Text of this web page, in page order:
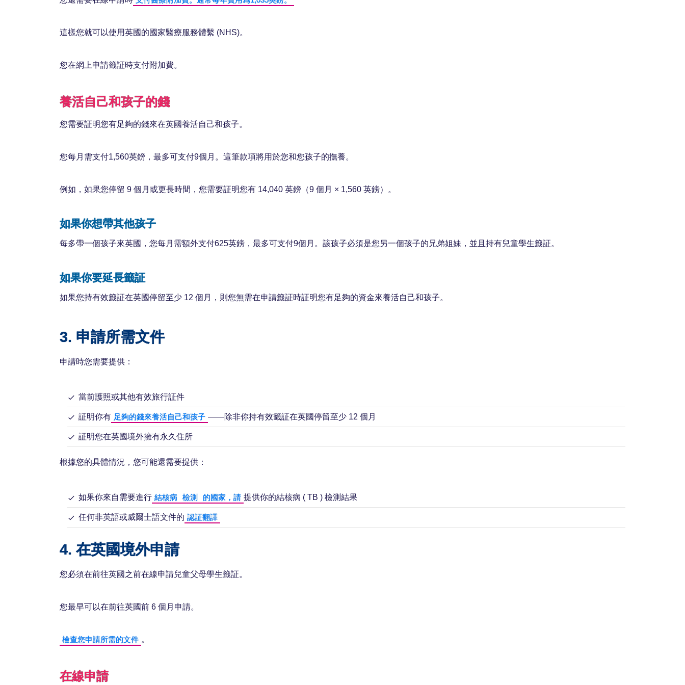
這樣您就可以使用英國的國家醫療服務體繫 (NHS)。
您在網上申請籤証時支付附加費。
養活自己和孩子的錢
您需要証明您有足夠的錢來在英國養活自己和孩子。
您每月需支付1,560英鎊，最多可支付9個月。這筆款項將用於您和您孩子的撫養。
例如，如果您停留 9 個月或更長時間，您需要証明您有 14,040 英鎊（9 個月 × 1,560 英鎊）。
如果你想帶其他孩子
每多帶一個孩子來英國，您每月需額外支付625英鎊，最多可支付9個月。該孩子必須是您另一個孩子的兄弟姐妹，並且持有兒童學生籤証。
如果你要延長籤証
如果您持有效籤証在英國停留至少 12 個月，則您無需在申請籤証時証明您有足夠的資金來養活自己和孩子。
3. 申請所需文件
申請時您需要提供：
當前護照或其他有效旅行証件
証明你有 足夠的錢來養活自己和孩子 ——除非你持有效籤証在英國停留至少 12 個月
証明您在英國境外擁有永久住所
根據您的具體情況，您可能還需要提供：
如果你來自需要進行 結核病 檢測 的國家，請 提供你的結核病 ( TB ) 檢測結果
任何非英語或威爾士語文件的 認証翻譯
4. 在英國境外申請
您必須在前往英國之前在線申請兒童父母學生籤証。
您最早可以在前往英國前 6 個月申請。
檢查您申請所需的文件 。
在線申請